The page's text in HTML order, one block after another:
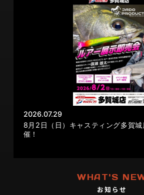
2026.07.29
8月2日（日）キャスティング多賀
催！
WHAT'S
お知らせ